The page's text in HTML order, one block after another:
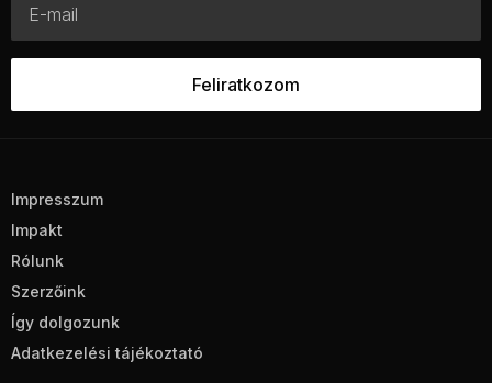
Impresszum
Impakt
Rólunk
Szerzőink
Így dolgozunk
Adatkezelési tájékoztató